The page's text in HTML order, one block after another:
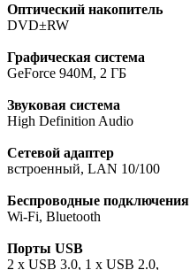
Оптический накопитель
DVD±RW
Графическая система
GeForce 940M, 2 ГБ
Звуковая система
High Definition Audio
Сетевой адаптер
встроенный, LAN 10/100
Беспроводные подключения
Wi-Fi, Bluetooth
Порты USB
2 x USB 3.0, 1 x USB 2.0,